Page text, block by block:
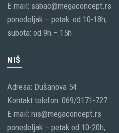
E mail: sabac@megaconcept.rs
ponedeljak – petak: od 10-18h;
subota: od 9h – 15h
NIŠ
Adresa: Dušanova 54
Kontakt telefon: 069/3171-727
E mail: nis@megaconcept.rs
ponedeljak – petak od 10-20h,